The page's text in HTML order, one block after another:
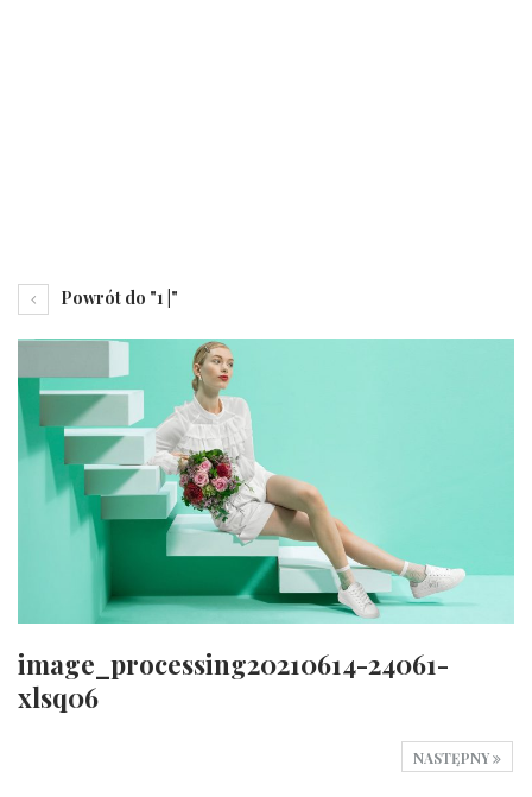
Powrót do "1 |"
image_processing20210614-24061-
xlsq06
NASTĘPNY